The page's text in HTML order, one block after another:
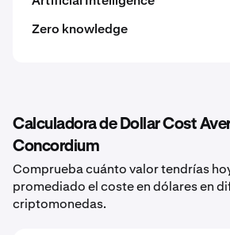
Zero knowledge
Calculadora de Dollar Cost
Concordium
Comprueba cuánto valor tendrías
promediado el coste en dólares en
criptomonedas.